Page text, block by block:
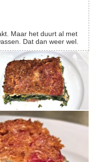
Dat dan weer wel.